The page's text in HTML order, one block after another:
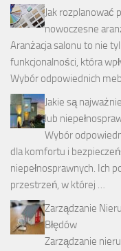
Jak rozplanować
nowoczesne
Aranżacja salonu to nie
funkcjonalności, która
Wybór odpowiednich
Jakie są
lub
Wybór
dla komfortu i
niepełnosprawnych. Ich
przestrzeń, w której …
Zarządzanie
Błędów
Zarządzanie